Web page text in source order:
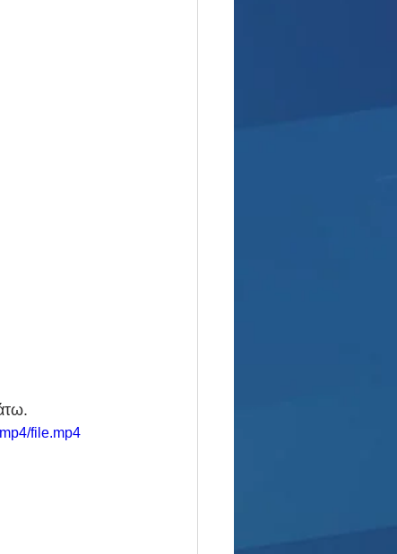
file.mp4